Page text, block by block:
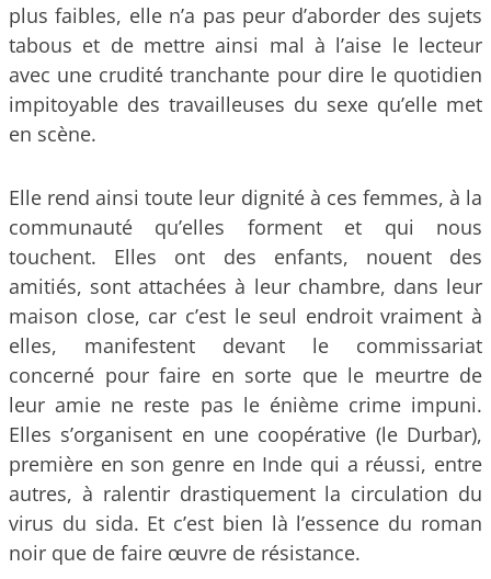
plus faibles, elle n’a pas peur d’aborder des sujets
tabous et de mettre ainsi mal à l’aise le lecteur
avec une crudité tranchante pour dire le quotidien
impitoyable des travailleuses du sexe qu’elle met
en scène.
Elle rend ainsi toute leur dignité à ces femmes, à la
communauté qu’elles forment et qui nous
touchent. Elles ont des enfants, nouent des
amitiés, sont attachées à leur chambre, dans leur
maison close, car c’est le seul endroit vraiment à
elles, manifestent devant le commissariat
concerné pour faire en sorte que le meurtre de
leur amie ne reste pas le énième crime impuni.
Elles s’organisent en une coopérative (le Durbar),
première en son genre en Inde qui a réussi, entre
autres, à ralentir drastiquement la circulation du
virus du sida. Et c’est bien là l’essence du roman
noir que de faire œuvre de résistance.